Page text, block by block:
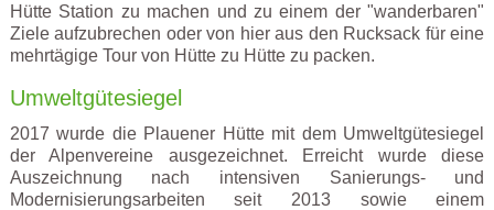
Hütte Station zu machen und zu einem der "wanderbaren"
Ziele aufzubrechen oder von hier aus den Rucksack für eine
mehrtägige Tour von Hütte zu Hütte zu packen.
Umweltgütesiegel
2017 wurde die Plauener Hütte mit dem Umweltgütesiegel
der Alpenvereine ausgezeichnet. Erreicht wurde diese
Auszeichnung nach intensiven Sanierungs- und
Modernisierungsarbeiten seit 2013 sowie einem